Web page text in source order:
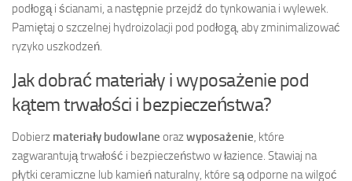
podłogą i ścianami, a następnie przejdź do tynkowania i wylewek.
Pamiętaj o szczelnej hydroizolacji pod podłogą, aby zminimalizować
ryzyko uszkodzeń.
Jak dobrać materiały i wyposażenie pod
kątem trwałości i bezpieczeństwa?
Dobierz materiały budowlane orazwyposażenie , które
zagwarantują trwałość i bezpieczeństwo w łazience. Stawiaj na
płytki ceramiczne lub kamień naturalny, które są odporne na wilgoć